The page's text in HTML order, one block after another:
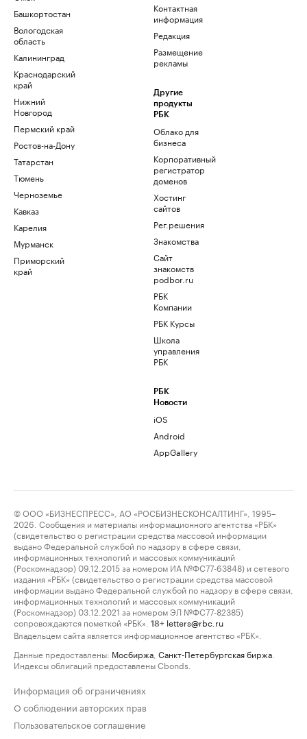
Башкортостан
Вологодская
область
Калининград
Краснодарский
край
Нижний
Новгород
Пермский край
Ростов-на-Дону
Татарстан
Тюмень
Черноземье
Кавказ
Карелия
Мурманск
Приморский
край
Контактная
информация
Редакция
Размещение
рекламы
Другие
продукты
РБК
Облако для
бизнеса
Корпоративный
регистратор
доменов
Хостинг
сайтов
Рег.решения
Знакомства
Сайт
знакомств
podbor.ru
РБК
Компании
РБК Курсы
Школа
управления
РБК
РБК
Новости
iOS
Android
AppGallery
© ООО «БИЗНЕСПРЕСС», АО «РОСБИЗНЕСКОНСАЛТИНГ», 1995–
2026. Сообщения и материалы информационного агентства «РБК»
(свидетельство о регистрации средства массовой информации
выдано Федеральной службой по надзору в сфере связи,
информационных технологий и массовых коммуникаций
(Роскомнадзор) 09.12.2015 за номером ИА №ФС77-63848) и сетевого
издания «РБК» (свидетельство о регистрации средства массовой
информации выдано Федеральной службой по надзору в сфере связи,
информационных технологий и массовых коммуникаций
(Роскомнадзор) 03.12.2021 за номером ЭЛ №ФС77-82385)
сопровождаются пометкой «РБК».
18+ letters@rbc.ru
Владельцем сайта является информационное агентство «РБК».
Данные предоставлены: Мосбиржа Санкт-Петербургская биржа
Индексы облигаций предоставлены Cbonds.
Информация об ограничениях
О соблюдении авторских прав
Пользовательское соглашение